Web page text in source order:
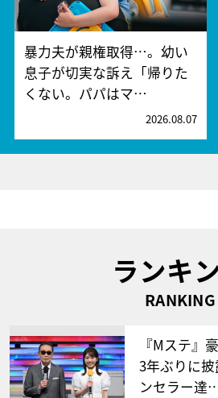
暴力夫が親権取得…。幼い
息子が切実な訴え「帰りた
くない。パパはマ…
2026.08.07
ランキ
RANKING
『Mステ』
3年ぶりに
ンセラー達